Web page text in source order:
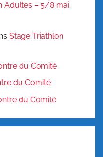
Adultes – 5/8 mai
Stage Triathlon
du Comité
du Comité
du Comité